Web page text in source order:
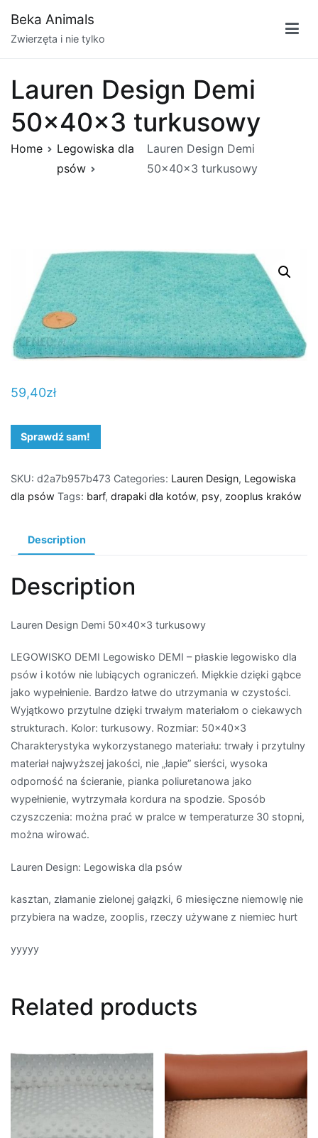
do
treści
Beka Animals
Zwierzęta i nie tylko
Lauren Design Demi
50x40x3 turkusowy
Home
Legowiska dla
psów
Lauren Design Demi
50x40x3 turkusowy
59,40zł
Sprawdź sam!
SKU: d2a7b957b473 Categories: Lauren Design, Legowiska
dla psów Tags: barf, drapaki dla kotów, psy, zooplus kraków
Description
Description
Lauren Design Demi 50x40x3 turkusowy
LEGOWISKO DEMI Legowisko DEMI – płaskie legowisko dla
psów i kotów nie lubiących ograniczeń. Miękkie dzięki gąbce
jako wypełnienie. Bardzo łatwe do utrzymania w czystości.
Wyjątkowo przytulne dzięki trwałym materiałom o ciekawych
strukturach. Kolor: turkusowy. Rozmiar: 50x40x3
Charakterystyka wykorzystanego materiału: trwały i przytulny
materiał najwyższej jakości, nie „łapie” sierści, wysoka
odporność na ścieranie, pianka poliuretanowa jako
wypełnienie, wytrzymała kordura na spodzie. Sposób
czyszczenia: można prać w pralce w temperaturze 30 stopni,
można wirować.
Lauren Design: Legowiska dla psów
kasztan, złamanie zielonej gałązki, 6 miesięczne niemowlę nie
przybiera na wadze, zooplis, rzeczy używane z niemiec hurt
yyyyy
Related products